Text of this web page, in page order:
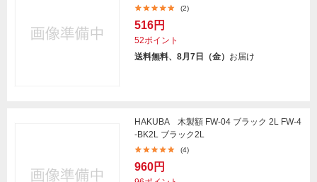
(2)
516円
52ポイント
送料無料、8月7日（金） お届け
HAKUBA 木製額 FW-04 ブラック 2L FW-4
-BK2L ブラック2L
(4)
960円